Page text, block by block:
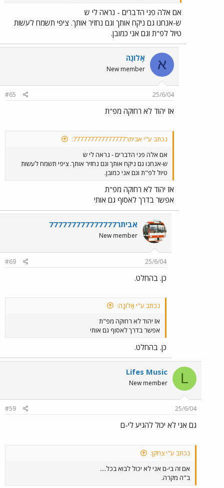
אם אלה פני הדברים - נראה לי ש
ש-אנחנו גם ניקח אותך וגם נחזיר אותך. ציפי תשמח לעשות
טיול לפ"ת וגם אני כמובן.
א אָלוֹנָה
New member
25/6/04
#65
אז יהוד לא רחוקה מפ"ת
נכתב ע"י אביתר777777777777777:
אם אלה פני הדברים - נראה לי ש
ש-אנחנו גם ניקח אותך וגם נחזיר אותך. ציפי תשמח לעשות
טיול לפ"ת וגם אני כמובן.
אז יהוד לא רחוקה מפ"ת
אפשר בדרך לאסוף גם אותי
אביתר777777777777777
New member
25/6/04
#69
כן. בהחלט.
נכתב ע"י אָלוֹנָה:
אז יהוד לא רחוקה מפ"ת
אפשר בדרך לאסוף גם אותי
כן. בהחלט.
L
Lifes Music
New member
25/6/04
#59
גם אני לא יכול להגיע לי-ם
נכתב ע"י צחקן:
אם זה בי-ם אני לא יכול לבוא בכל....
ב"ה מקרה.